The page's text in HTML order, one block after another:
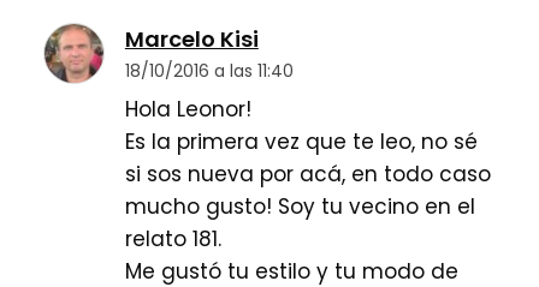
Marcelo Kisi
18/10/2016 a las 11:40
Hola Leonor!
Es la primera vez que te leo, no sé
si sos nueva por acá, en todo caso
mucho gusto! Soy tu vecino en el
relato 181.
Me gustó tu estilo y tu modo de